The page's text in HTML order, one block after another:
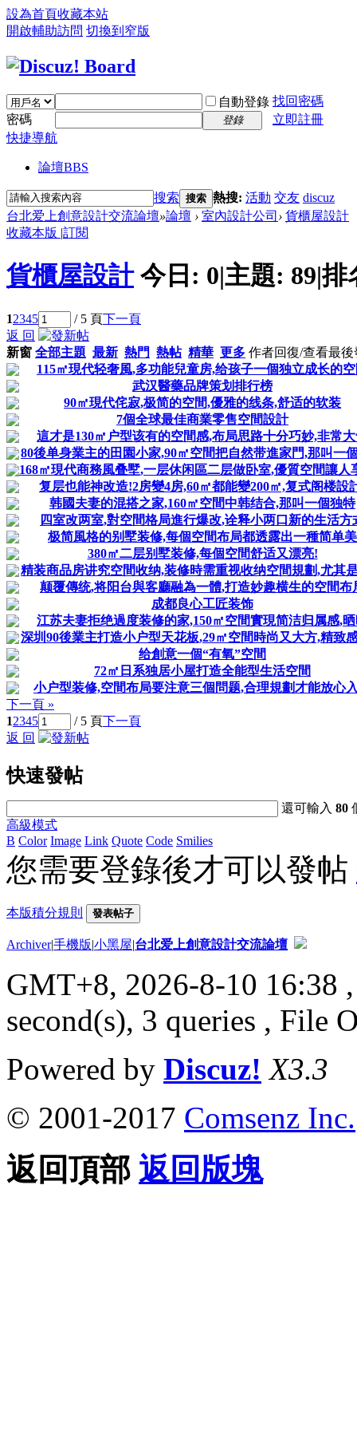
設為首頁收藏本站
開啟輔助訪問 切換到窄版
自動登錄 找回密碼
密碼
登錄
立即註冊
快捷導航
論壇BBS
搜索 搜索 熱搜: 活動 交友 discuz
台北爱上創意設計交流論壇»論壇 › 室內設計公司 › 貨櫃屋設計
收藏本版 |訂閱
貨櫃屋設計 今日: 0|主題: 89|排
12345 / 5 頁下一頁
返 回
新窗 全部主題 最新 熱門 熱帖 精華 更多 作者回復/查看最後
115㎡現代轻奢風,多功能兒童房,给孩子一個独立成长的
武汉醫藥品牌策划排行榜
90㎡現代侘寂,极简的空間,優雅的线条,舒适的软装
7個全球最佳商業零售空間設計
這才是130㎡户型该有的空間感,布局思路十分巧妙,非常
80後单身業主的田園小家,90㎡空間把自然带進家門,那叫一
168㎡現代商務風叠墅,一层休闲區二层做卧室,優質空間讓人
复层也能神改造!2房變4房,60㎡都能變200㎡,复式阁楼設
韩國夫妻的混搭之家,160㎡空間中韩结合,那叫一個独特
四室改两室,對空間格局進行爆改,诠释小两口新的生活方
极简風格的别墅装修,每個空間布局都透露出一種简单美
380㎡二层别墅装修,每個空間舒适又漂亮!
精装商品房讲究空間收纳,装修時需重视收纳空間規劃,尤其
颠覆傳统,将阳台與客廳融為一體,打造妙趣横生的空間布
成都良心工匠装饰
江苏夫妻拒绝過度装修的家,150㎡空間實現简洁归属感,
深圳90後業主打造小户型天花板,29㎡空間時尚又大方,精致
给創意一個“有氧”空間
72㎡日系独居小屋打造全能型生活空間
小户型装修,空間布局要注意三個問题,合理規劃才能放心
下一頁 »
12345 / 5 頁下一頁
返 回
快速發帖
還可輸入80
高級模式
B Color Image Link Quote Code Smilies
您需要登錄後才可以發帖
本版積分規則 發表帖子
Archiver|手機版|小黑屋|台北爱上創意設計交流論壇
GMT+8, 2026-8-10 16:38
second(s), 3 queries , File
Powered by Discuz! X3.3
© 2001-2017 Comsenz Inc.
返回頂部 返回版塊